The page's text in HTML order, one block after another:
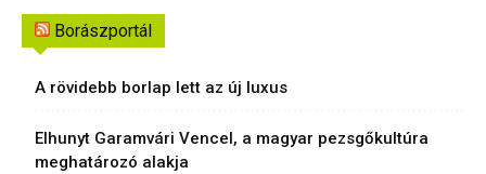
Borászportál
A rövidebb borlap lett az új luxus
Elhunyt Garamvári Vencel, a magyar pezsgőkultúra
meghatározó alakja